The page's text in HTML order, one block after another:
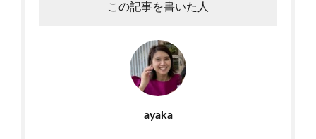
この記事を書いた人
ayaka